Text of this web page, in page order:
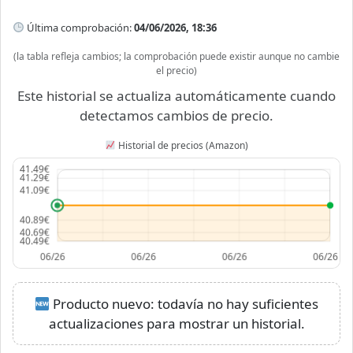
Última comprobación:04/06/2026, 18:36
(la tabla refleja cambios; la comprobación puede existir aunque no cambie
el precio)
Este historial se actualiza automáticamente cuando
detectamos cambios de precio.
Historial de precios (Amazon)
Producto nuevo: todavía no hay suficientes
actualizaciones para mostrar un historial.